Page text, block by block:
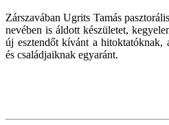
Zárszavában Ugrits Tamás
nevében is áldott készületet,
új esztendőt kívánt a hitoktatóknak,
és családjaiknak egyaránt.